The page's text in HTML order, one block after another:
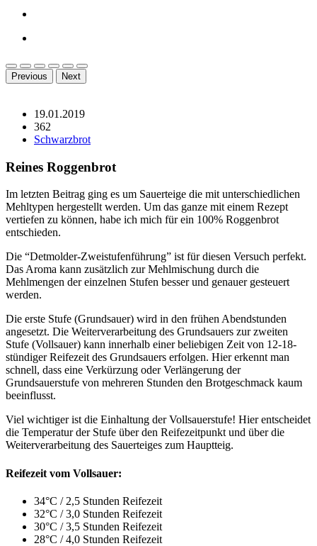
Previous Next
19.01.2019
362
Schwarzbrot
Reines Roggenbrot
Im letzten Beitrag ging es um Sauerteige die mit unterschiedlichen
Mehltypen hergestellt werden. Um das ganze mit einem Rezept
vertiefen zu können, habe ich mich für ein 100% Roggenbrot
entschieden.
Die “Detmolder-Zweistufenführung” ist für diesen Versuch perfekt.
Das Aroma kann zusätzlich zur Mehlmischung durch die
Mehlmengen der einzelnen Stufen besser und genauer gesteuert
werden.
Die erste Stufe (Grundsauer) wird in den frühen Abendstunden
angesetzt. Die Weiterverarbeitung des Grundsauers zur zweiten
Stufe (Vollsauer) kann innerhalb einer beliebigen Zeit von 12-18-
stündiger Reifezeit des Grundsauers erfolgen. Hier erkennt man
schnell, dass eine Verkürzung oder Verlängerung der
Grundsauerstufe von mehreren Stunden den Brotgeschmack kaum
beeinflusst.
Viel wichtiger ist die Einhaltung der Vollsauerstufe! Hier entscheidet
die Temperatur der Stufe über den Reifezeitpunkt und über die
Weiterverarbeitung des Sauerteiges zum Hauptteig.
Reifezeit vom Vollsauer:
34°C / 2,5 Stunden Reifezeit
32°C / 3,0 Stunden Reifezeit
30°C / 3,5 Stunden Reifezeit
28°C / 4,0 Stunden Reifezeit